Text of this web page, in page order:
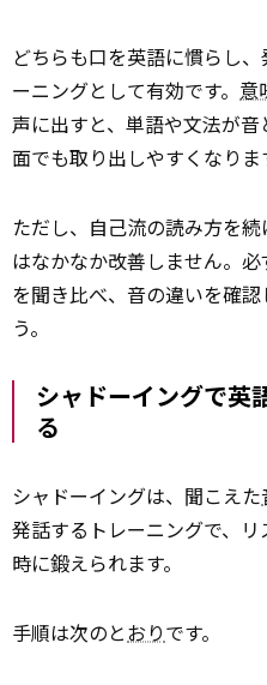
どちらも口を英語に慣らし
ーニングとして有効です。 意
声に出すと、単語や文法が
面でも取り出しやすくなりま
ただし、自己流の読み方を
はなかなか改善しません。
を聞き比べ、音の違いを確
う。
シャドーイングで英
る
シャドーイングは、聞こえた
発話するトレーニングで、
時に鍛えられます。
手順は次のとおりです。